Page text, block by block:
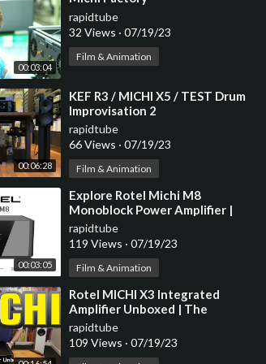
00:03:04
rapidtube
32 Views · 07/19/23
Film & Animation
00:06:28
⁣KEF R3 / MICHI X5 / TEST Drum
Improvisation 2
rapidtube
66 Views · 07/19/23
Film & Animation
00:03:05
⁣Explore Rotel Michi M8
Monoblock Power Amplifier |
Ooberpad
rapidtube
119 Views · 07/19/23
Film & Animation
⁣Rotel MICHI X3 Integrated
Amplifier Unboxed | The
Listening Post | TLPCHC
TLPWLG
rapidtube
109 Views · 07/19/23